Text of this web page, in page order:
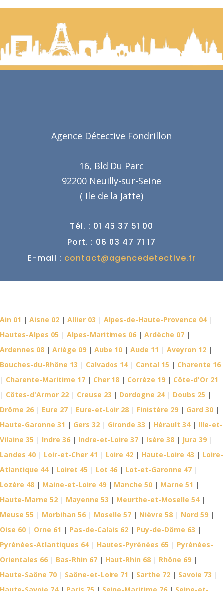
Agence Détective Fondrillon
16, Bld Du Parc
92200 Neuilly-sur-Seine
( Ile de la Jatte)
Tél. : 01 46 37 51 00
Port. : 06 03 47 71 17
E-mail : contact@agencedetective.fr
Ain 01 | Aisne 02 | Allier 03 | Alpes-de-Haute-Provence 04|
Hautes-Alpes 05 | Alpes-Maritimes 06 | Ardèche 07 |
Ardennes 08 | Ariège 09 | Aube 10 | Aude 11 | Aveyron 12 |
Bouches-du-Rhône 13 | Calvados 14| Cantal 15 | Charente 16
| Charente-Maritime 17 | Cher 18 | Corrèze 19 | Côte-d'Or 21
| Côtes-d'Armor 22 | Creuse 23 | Dordogne 24| Doubs 25 |
Drôme 26 | Eure 27 | Eure-et-Loir 28 | Finistère 29 | Gard 30 |
Haute-Garonne 31 | Gers 32 | Gironde 33 | Hérault 34| Ille-et-
Vilaine 35 | Indre 36 | Indre-et-Loire 37 | Isère 38 | Jura 39 |
Landes 40 | Loir-et-Cher 41 | Loire 42 | Haute-Loire 43 | Loire-
Atlantique 44| Loiret 45 | Lot 46 | Lot-et-Garonne 47 |
Lozère 48 | Maine-et-Loire 49 | Manche 50 | Marne 51 |
Haute-Marne 52 | Mayenne 53 | Meurthe-et-Moselle 54|
Meuse 55 | Morbihan 56 | Moselle 57 | Nièvre 58 | Nord 59 |
Oise 60 | Orne 61 | Pas-de-Calais 62 | Puy-de-Dôme 63 |
Pyrénées-Atlantiques 64| Hautes-Pyrénées 65 | Pyrénées-
Orientales 66 | Bas-Rhin 67 | Haut-Rhin 68 | Rhône 69 |
Haute-Saône 70 | Saône-et-Loire 71 | Sarthe 72 | Savoie 73 |